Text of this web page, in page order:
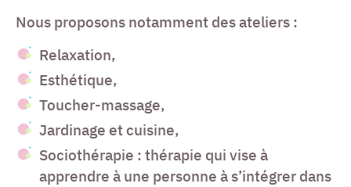
Nous proposons notamment des ateliers :
Relaxation,
Esthétique,
Toucher-massage,
Jardinage et cuisine,
Sociothérapie : thérapie qui vise à
apprendre à une personne à s’intégrer dans